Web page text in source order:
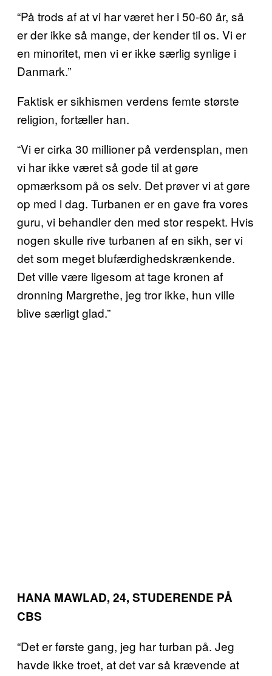
“På trods af at vi har været her i 50-60 år, så
er der ikke så mange, der kender til os. Vi er
en minoritet, men vi er ikke særlig synlige i
Danmark.”
Faktisk er sikhismen verdens femte største
religion, fortæller han.
“Vi er cirka 30 millioner på verdensplan, men
vi har ikke været så gode til at gøre
opmærksom på os selv. Det prøver vi at gøre
op med i dag. Turbanen er en gave fra vores
guru, vi behandler den med stor respekt. Hvis
nogen skulle rive turbanen af en sikh, ser vi
det som meget blufærdighedskrænkende.
Det ville være ligesom at tage kronen af
dronning Margrethe, jeg tror ikke, hun ville
blive særligt glad.”
HANA MAWLAD, 24, STUDERENDE PÅ
CBS
“Det er første gang, jeg har turban på. Jeg
havde ikke troet, at det var så krævende at